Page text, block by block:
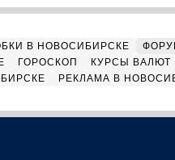
В НОВОСИБИРСКЕ
ГОРОСКОП
КУРСЫ ВАЛЮТ
РЕКЛАМА В